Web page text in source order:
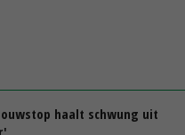
haalt schwung uit